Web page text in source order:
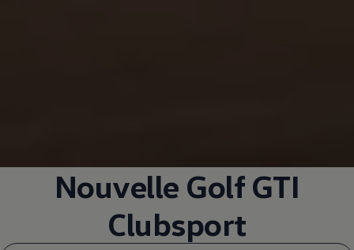
Nouvelle Golf GTI
Clubsport